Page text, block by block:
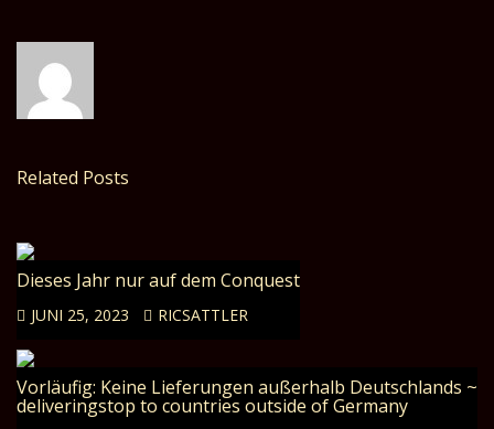
Related Posts
Dieses Jahr nur auf dem Conquest
JUNI 25, 2023 RICSATTLER
Vorläufig: Keine Lieferungen außerhalb Deutschlands ~
deliveringstop to countries outside of Germany